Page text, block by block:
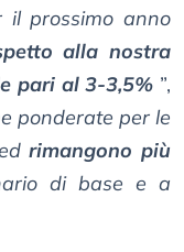
il prossimo anno
alla nostra
pari al 3-3,5% ”,
ponderate per le
rimangono più
di base e a